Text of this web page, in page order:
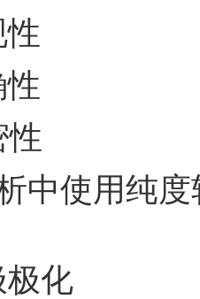
中使用纯
化